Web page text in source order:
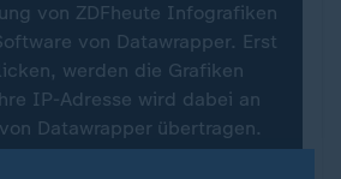
von ZDFheute Infografiken
von Datawrapper. Erst
werden die Grafiken
IP-Adresse wird dabei an
Datawrapper übertragen.
von Datawrapper